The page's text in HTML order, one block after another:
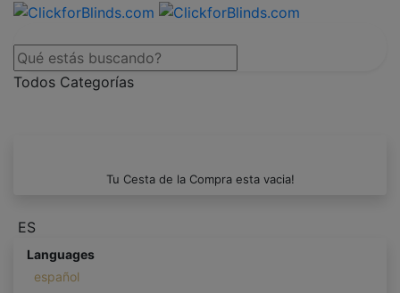
Todos Categorías
Tu Cesta de la Compra esta vacia!
ES
Languages
español